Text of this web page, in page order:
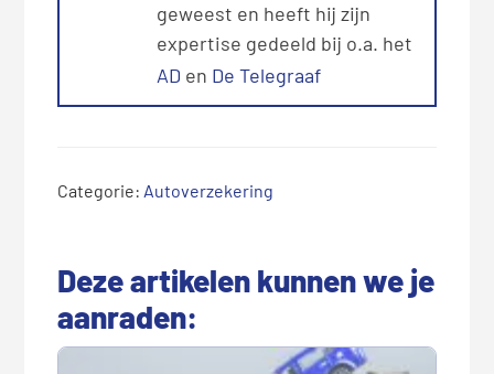
geweest en heeft hij zijn
expertise gedeeld bij o.a. het
AD en De Telegraaf
Categorie: Autoverzekering
Deze artikelen kunnen we je
aanraden: